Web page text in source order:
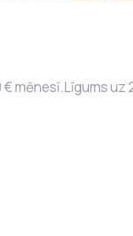
€ mēnesī.Līgums
kuri atteicās